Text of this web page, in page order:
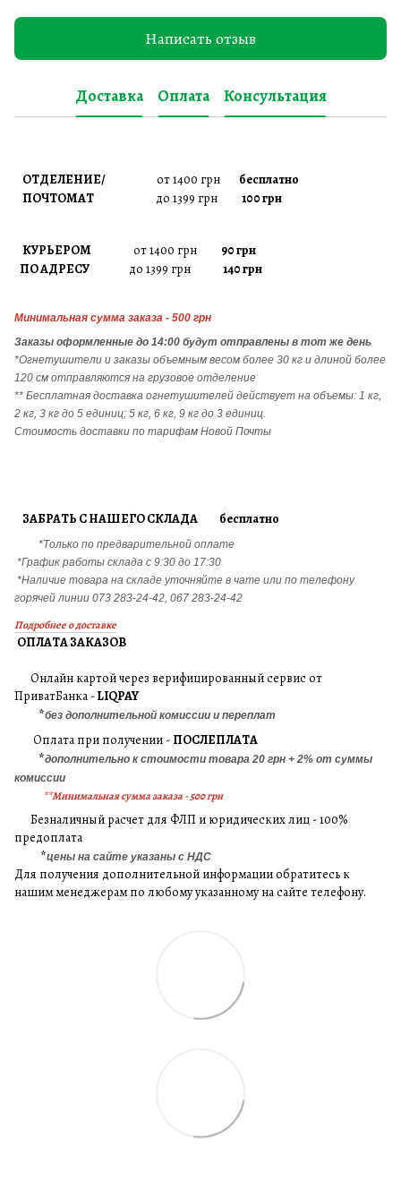
Написать отзыв
Доставка Оплата Консультация
ОТДЕЛЕНИЕ/ от 1400 грн бесплатно
ПОЧТОМАТ до 1399 грн 100 грн
КУРЬЕРОМ от 1400 грн 90 грн
ПО АДРЕСУ до 1399 грн 140 грн
Минимальная сумма заказа - 500 грн
Заказы оформленные до 14:00 будут отправлены в тот же день
*Огнетушители и заказы объемным весом более 30 кг и длиной более
120 см отправляются на грузовое отделение
** Бесплатная доставка огнетушителей действует на объемы: 1 кг,
2 кг, 3 кг до 5 единиц; 5 кг, 6 кг, 9 кг до 3 единиц.
Стоимость доставки по тарифам Новой Почты
ЗАБРАТЬ С НАШЕГО СКЛАДА бесплатно
*Только по предварительной оплате
*График работы склада с 9:30 до 17:30
*Наличие товара на складе уточняйте в чате или по телефону
горячей линии 073 283-24-42, 067 283-24-42
Подробнее о доставке
ОПЛАТА ЗАКАЗОВ
Онлайн картой через верифицированный сервис от
ПриватБанка -LIQPAY
*без дополнительной комиссии и переплат
Оплата при получении - ПОСЛЕПЛАТА
*дополнительно к стоимости товара 20 грн + 2% от суммы
комиссии
**Минимальная сумма заказа - 500 грн
Безналичный расчет для ФЛП и юридических лиц - 100%
предоплата
*цены на сайте указаны с НДС
Для получения дополнительной информации обратитесь к
нашим менеджерам по любому указанному на сайте телефону.